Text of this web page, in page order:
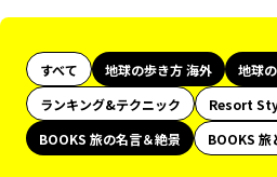
すべて 地球の歩き方 海外 地球
ランキング&テクニック
Resort
BOOKS 旅の名言＆絶景
BOOKS 旅